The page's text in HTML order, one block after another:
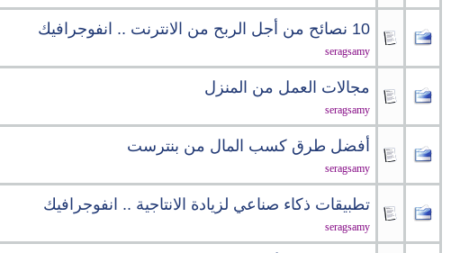
10 نصائح من أجل الربح من الانترنت .. انفوجرافيك
seragsamy
مجالات العمل من المنزل
seragsamy
أفضل طرق كسب المال من بنترست
seragsamy
تطبيقات ذكاء صناعي لزيادة الانتاجية .. انفوجرافيك
seragsamy